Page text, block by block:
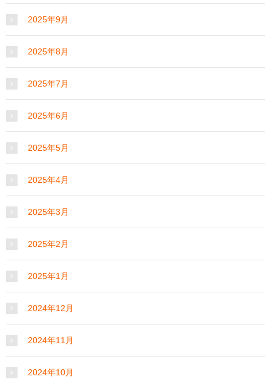
2025年9月
2025年8月
2025年7月
2025年6月
2025年5月
2025年4月
2025年3月
2025年2月
2025年1月
2024年12月
2024年11月
2024年10月